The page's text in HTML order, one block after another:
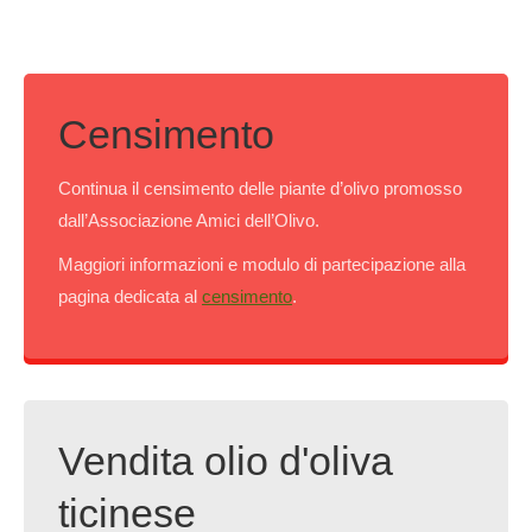
Censimento
Continua il censimento delle piante d’olivo promosso
dall’Associazione Amici dell’Olivo.
Maggiori informazioni e modulo di partecipazione alla
pagina dedicata al censimento.
Vendita olio d'oliva
ticinese